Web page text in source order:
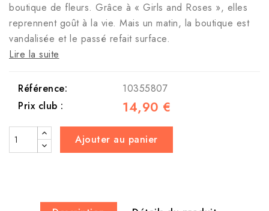
boutique de fleurs. Grâce à « Girls and Roses », elles
reprennent goût à la vie. Mais un matin, la boutique est
vandalisée et le passé refait surface.
Lire la suite
Référence:
10355807
Prix club :
14,90 €
Ajouter au panier